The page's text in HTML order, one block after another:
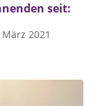
seit:
2021